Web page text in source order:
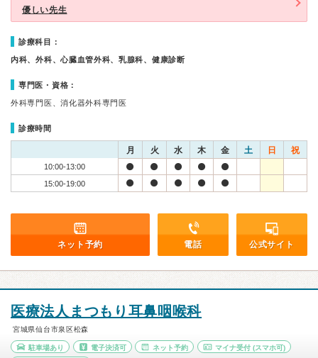
優しい先生
診療科目：
内科、外科、心臓血管外科、乳腺科、健康診断
専門医・資格：
外科専門医、消化器外科専門医
診療時間
月 火 水 木 金 土 日 祝
10:00-13:00
15:00-19:00
ネット予約 電話 公式サイト
医療法人まつもり耳鼻咽喉科
宮城県仙台市泉区松森
駐車場あり 電子決済可 ネット予約 マイナ受付 (スマホ可)